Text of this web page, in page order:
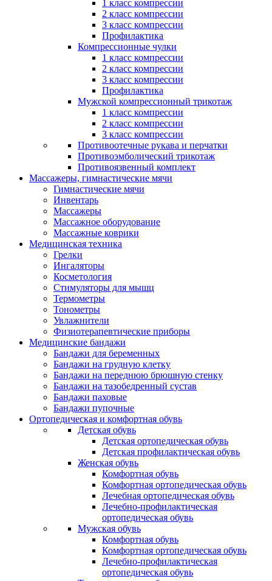
1 класс компрессии
2 класс компрессии
3 класс компрессии
Профилактика
Компрессионные чулки
1 класс компрессии
2 класс компрессии
3 класс компрессии
Профилактика
Мужской компрессионный трикотаж
1 класс компрессии
2 класс компрессии
3 класс компрессии
Противоотечные рукава и перчатки
Противоэмболический трикотаж
Противоязвенный комплект
Массажеры, гимнастические мячи
Гимнастические мячи
Инвентарь
Массажеры
Массажное оборудование
Массажные коврики
Медицинская техника
Грелки
Ингаляторы
Косметология
Стимуляторы для мышц
Термометры
Тонометры
Увлажнители
Физиотерапевтические приборы
Медицинские бандажи
Бандажи для беременных
Бандажи на грудную клетку
Бандажи на переднюю брюшную стенку
Бандажи на тазобедренный сустав
Бандажи паховые
Бандажи пупочные
Ортопедическая и комфортная обувь
Детская обувь
Детская ортопедическая обувь
Детская профилактическая обувь
Женская обувь
Комфортная обувь
Комфортная ортопедическая обувь
Лечебная ортопедическая обувь
Лечебно-профилактическая
ортопедическая обувь
Мужская обувь
Комфортная обувь
Комфортная ортопедическая обувь
Лечебно-профилактическая
ортопедическая обувь